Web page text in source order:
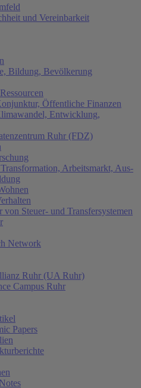
und Vereinbarkeit
Bildung, Bevölkerung
Öffentliche Finanzen
Entwicklung,
Ruhr (FDZ)
Arbeitsmarkt, Aus-
Steuer- und Transfersystemen
Network
Ruhr (UA Ruhr)
Campus Ruhr
Papers